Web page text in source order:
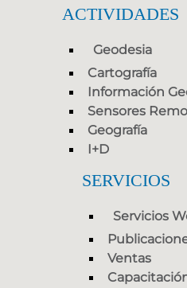
ACTIVIDADES
Geodesia
Cartografía
Información
Sensores
Geografía
I+D
SERVICIOS
Servicios
Ventas